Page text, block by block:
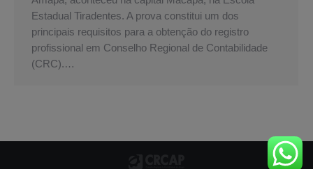
Estadual Tiradentes. A prova constitui um dos
principais requisitos para a obtenção do registro
profissional em Conselho Regional de Contabilidade
(CRC).…